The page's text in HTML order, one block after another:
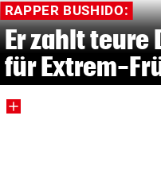
RAPPER BUSHIDO:
Er zahlt
für Extrem-